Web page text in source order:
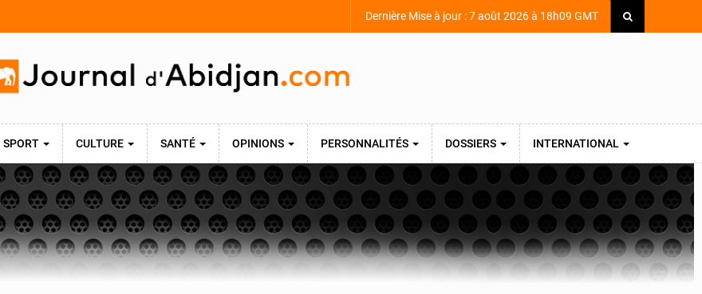
Dernière Mise à jour : 7 août 2026 à 18h09 GMT
SPORT CULTURE SANTÉ OPINIONS PERSONNALITÉS DOSSIERS INTERNATIONAL